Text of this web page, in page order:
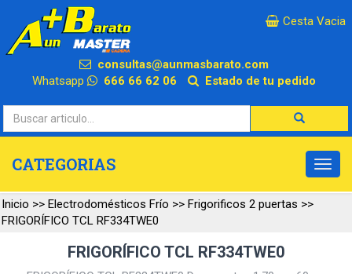
×
Cesta Vacia
consultas@aunmasbarato.com
Whatsapp
666 66 62 06 Estado de tu pedido
CATEGORIAS
Inicio >> Electrodomésticos Frío >> Frigorificos 2 puertas >>
FRIGORÍFICO TCL RF334TWE0
FRIGORÍFICO TCL RF334TWE0